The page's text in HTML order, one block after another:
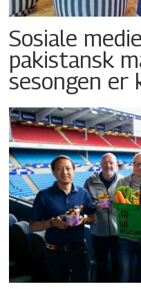
Sosiale
pakistansk
sesongen er